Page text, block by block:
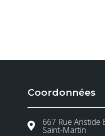
Coordonnées
667 Rue
Saint-Martin